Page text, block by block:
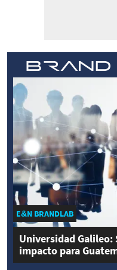
E&N BRANDLAB
Universidad
impacto para